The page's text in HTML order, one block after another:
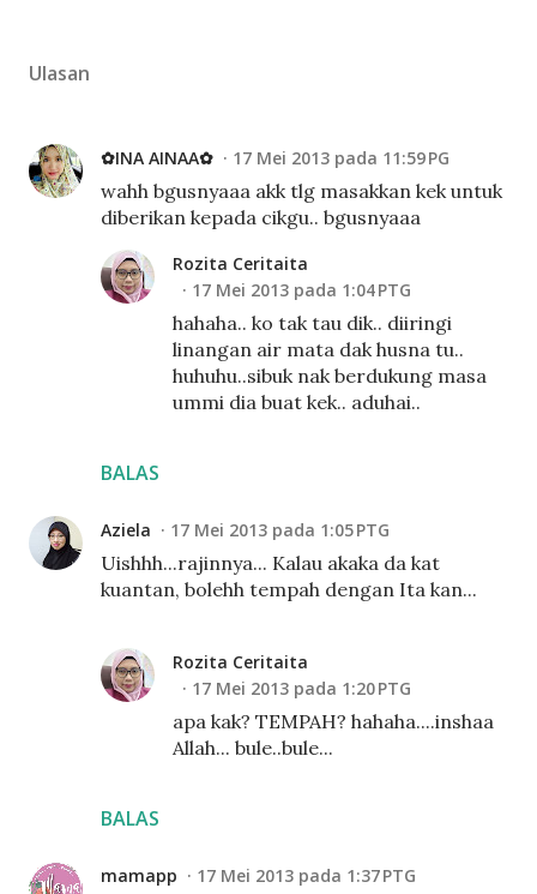
Ulasan
✿INA AINAA✿ 17 Mei 2013 pada 11:59 PG
wahh bgusnyaaa akk tlg masakkan kek untuk
diberikan kepada cikgu.. bgusnyaaa
BALAS
Rozita Ceritaita
17 Mei 2013 pada 1:04 PTG
hahaha.. ko tak tau dik.. diiringi
linangan air mata dak husna tu..
huhuhu..sibuk nak berdukung masa
ummi dia buat kek.. aduhai..
Aziela 17 Mei 2013 pada 1:05 PTG
Uishhh...rajinnya... Kalau akaka da kat
kuantan, bolehh tempah dengan Ita kan...
BALAS
Rozita Ceritaita
17 Mei 2013 pada 1:20 PTG
apa kak? TEMPAH? hahaha....inshaa
Allah... bule..bule...
mamapp 17 Mei 2013 pada 1:37 PTG